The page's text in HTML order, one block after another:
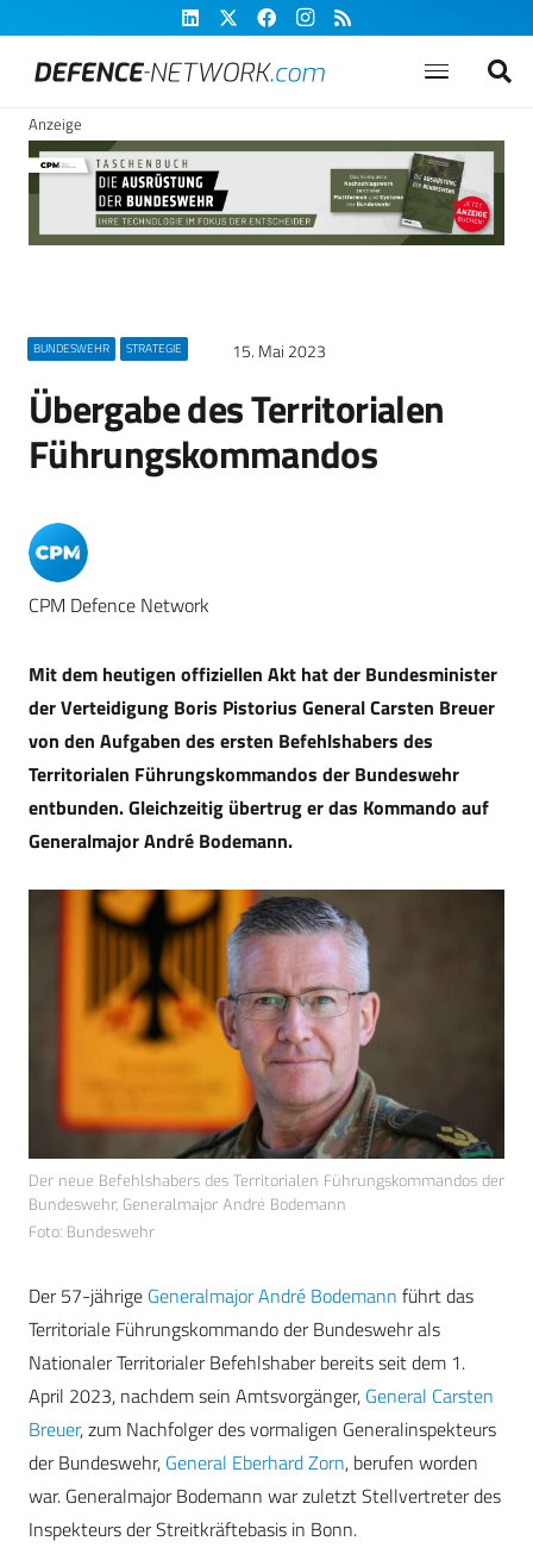
Anzeige
BUNDESWEHR STRATEGIE 15. Mai 2023
Übergabe des Territorialen
Führungskommandos
CPM Defence Network
Mit dem heutigen offiziellen Akt hat der Bundesminister
der Verteidigung Boris Pistorius General Carsten Breuer
von den Aufgaben des ersten Befehlshabers des
Territorialen Führungskommandos der Bundeswehr
entbunden. Gleichzeitig übertrug er das Kommando auf
Generalmajor André Bodemann.
Der neue Befehlshabers des Territorialen Führungskommandos der
Bundeswehr, Generalmajor André Bodemann
Foto: Bundeswehr
Der 57-jährige Generalmajor André Bodemann führt das
Territoriale Führungskommando der Bundeswehr als
Nationaler Territorialer Befehlshaber bereits seit dem 1.
April 2023, nachdem sein Amtsvorgänger, General Carsten
Breuer, zum Nachfolger des vormaligen Generalinspekteurs
der Bundeswehr, General Eberhard Zorn, berufen worden
war. Generalmajor Bodemann war zuletzt Stellvertreter des
Inspekteurs der Streitkräftebasis in Bonn.